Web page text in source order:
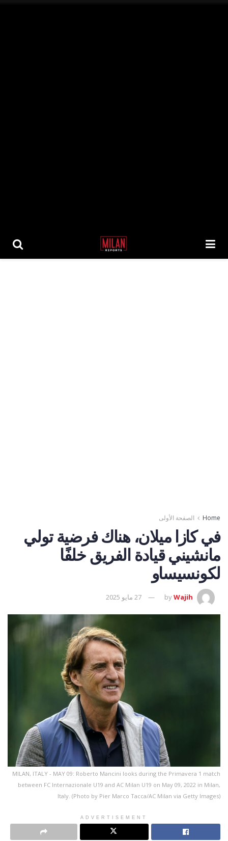
Home الصفحة الأولى
في كازا ميلان، هناك فرضية تولي
مانشيني قيادة الفريق خلفًا
لكونسيساو
byWajih 27 مايو 2025
MILAN, ITALY - MAY 09: Roberto Mancini looks during the Primavera 1 match
between FC Internazionale U19 and AC Milan U19 on May 09, 2022 in Milan,
Italy. (Photo by Pier Marco Tacca/AC Milan via Getty Images)
ADVERTISEMENT